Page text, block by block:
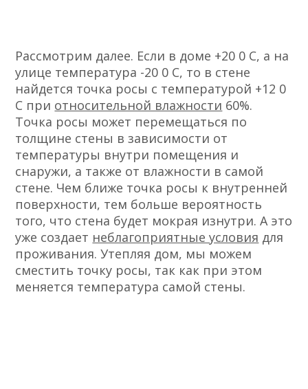
Рассмотрим далее. Если в доме +20 0 С, а на
улице температура -20 0 С, то в стене
найдется точка росы с температурой +12 0
С при относительной влажности 60%.
Точка росы может перемещаться по
толщине стены в зависимости от
температуры внутри помещения и
снаружи, а также от влажности в самой
стене. Чем ближе точка росы к внутренней
поверхности, тем больше вероятность
того, что стена будет мокрая изнутри. А это
уже создает неблагоприятные условия для
проживания. Утепляя дом, мы можем
сместить точку росы, так как при этом
меняется температура самой стены.